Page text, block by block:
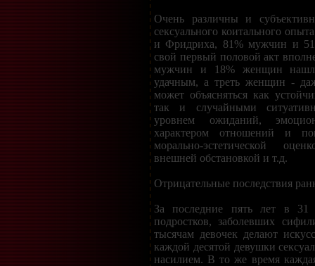
Очень различны и
сексуального коитального
и Фридриха, 81% мужчин и
свой первый половой акт
мужчин и 18% женщин
удачным, а треть женщин -
может объясняться как
так и случайными
уровнем ожиданий,
характером отношений и
морально-эстетической
внешней обстановкой и т.д.
Отрицательные последствия
За последние пять лет в 31
подростков, заболевших
тысячам девочек делают
каждой десятой девушки
насилием. В то же время